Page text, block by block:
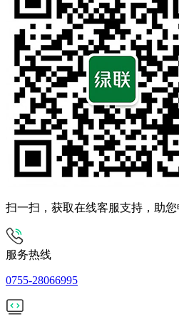
扫一扫，获取在线客服支持，助您
服务热线
0755-28066995